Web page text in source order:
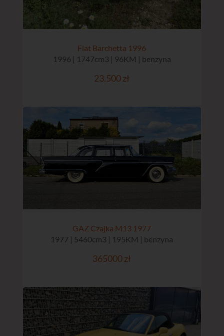
Fiat Barchetta 1996
1996 | 1747cm3 | 96KM | benzyna
23.500 zł
GAZ Czajka M13 1977
1977 | 5460cm3 | 195KM | benzyna
365000 zł